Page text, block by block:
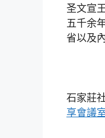
圣文宣
五千余
省以及
石家莊
享會議